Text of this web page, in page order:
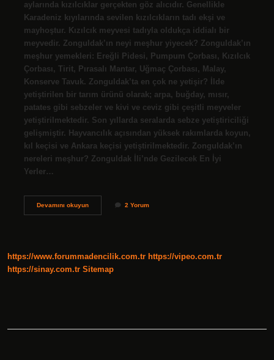
aylarında kızılcıklar gerçekten göz alıcıdır. Genellikle
Karadeniz kıyılarında sevilen kızılcıkların tadı ekşi ve
mayhoştur. Kızılcık meyvesi tadıyla oldukça iddialı bir
meyvedir. Zonguldak’ın neyi meşhur yiyecek? Zonguldak’ın
meşhur yemekleri: Ereğli Pidesi, Pumpum Çorbası, Kızılcık
Çorbası, Tirit, Pırasalı Mantar, Uğmaç Çorbası, Malay,
Konserve Tavuk. Zonguldak’ta en çok ne yetişir? İlde
yetiştirilen bir tarım ürünü olarak; arpa, buğday, mısır,
patates gibi sebzeler ve kivi ve ceviz gibi çeşitli meyveler
yetiştirilmektedir. Son yıllarda seralarda sebze yetiştiriciliği
gelişmiştir. Hayvancılık açısından yüksek rakımlarda koyun,
kıl keçisi ve Ankara keçisi yetiştirilmektedir. Zonguldak’ın
nereleri meşhur? Zonguldak İli’nde Gezilecek En İyi
Yerler…
Devamını okuyunZonguldakın 2 Yorum
https://www.forummadencilik.com.tr https://vipeo.com.tr
https://sinay.com.tr Sitemap